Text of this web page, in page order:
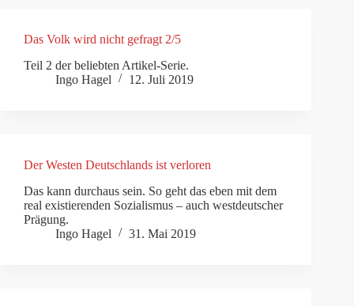
Das Volk wird nicht gefragt 2/5
Teil 2 der beliebten Artikel-Serie.
Ingo Hagel
12. Juli 2019
Der Westen Deutschlands ist verloren
Das kann durchaus sein. So geht das eben mit dem
real existierenden Sozialismus – auch westdeutscher
Prägung.
Ingo Hagel
31. Mai 2019